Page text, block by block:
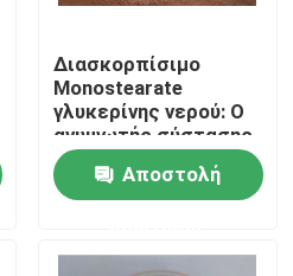
Διασκορπίσιμο
Monostearate
γλυκερίνης νερού: Ο
ανυψωτής σύστασης
παγωτού για
κρεμώδη και ομαλό
παγωμένους
Αποστολή